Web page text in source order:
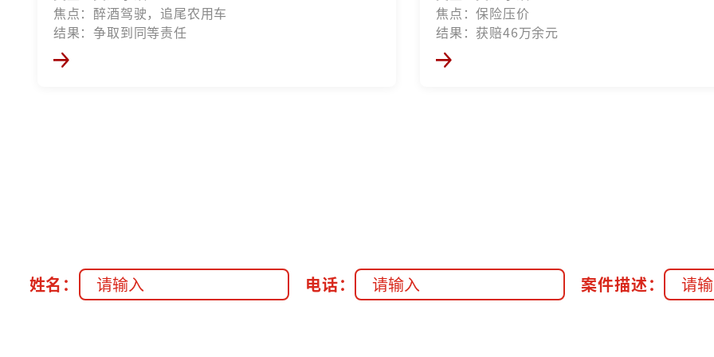
焦点：醉酒驾驶，追尾农用车
结果：争取到同等责任
焦点：保险压价
结果：获赔46万余元
姓名： 电话： 案件描述：